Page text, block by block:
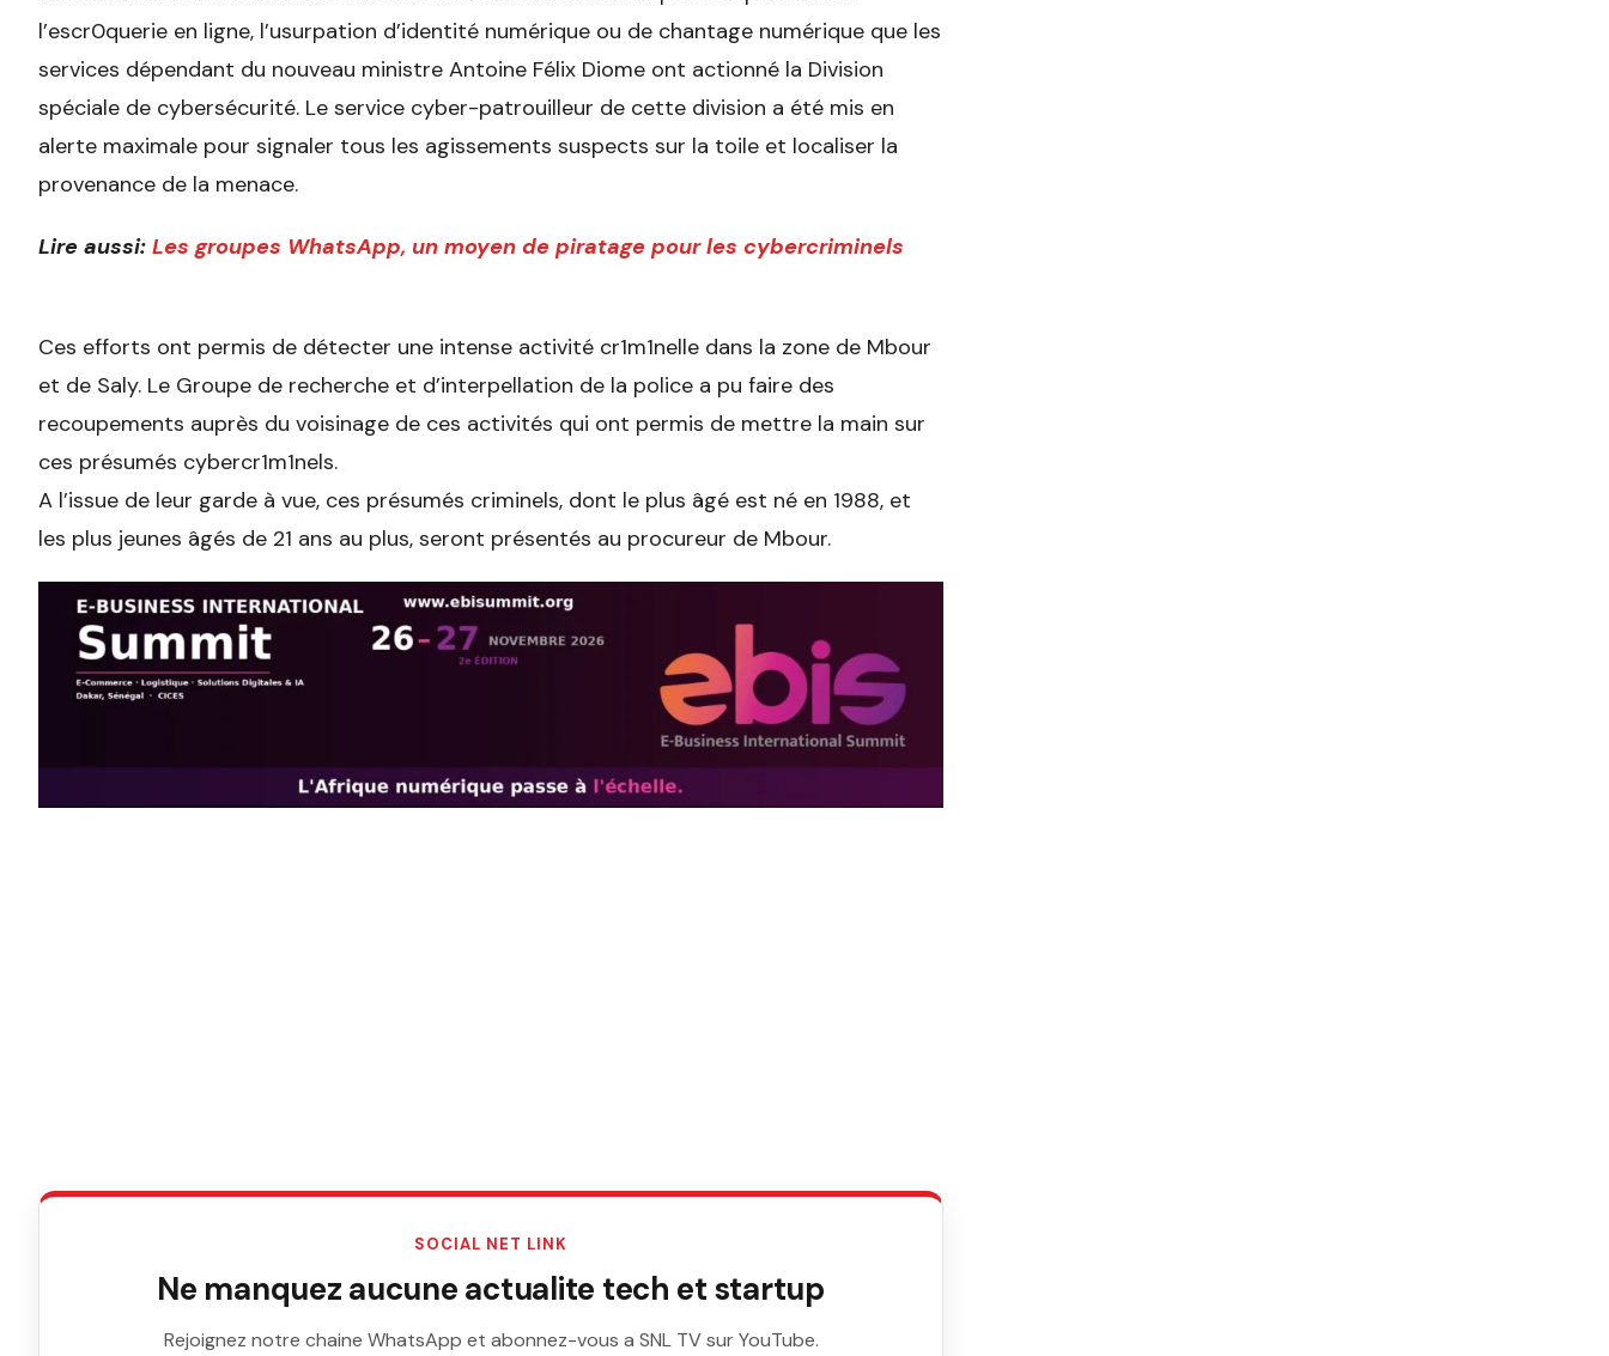
l’escr0querie en ligne, l’usurpation d’identité numérique ou de chantage numérique que les
services dépendant du nouveau ministre Antoine Félix Diome ont actionné la Division
spéciale de cybersécurité. Le service cyber-patrouilleur de cette division a été mis en
alerte maximale pour signaler tous les agissements suspects sur la toile et localiser la
provenance de la menace.
Lire aussi: Les groupes WhatsApp, un moyen de piratage pour les cybercriminels
Ces efforts ont permis de détecter une intense activité cr1m1nelle dans la zone de Mbour
et de Saly. Le Groupe de recherche et d’interpellation de la police a pu faire des
recoupements auprès du voisinage de ces activités qui ont permis de mettre la main sur
ces présumés cybercr1m1nels.
A l’issue de leur garde à vue, ces présumés criminels, dont le plus âgé est né en 1988, et
les plus jeunes âgés de 21 ans au plus, seront présentés au procureur de Mbour.
SOCIAL NET LINK
Ne manquez aucune actualite tech et startup
Rejoignez notre chaine WhatsApp et abonnez-vous a SNL TV sur YouTube.